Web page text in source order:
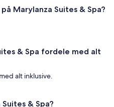
Marylanza Suites & Spa?
& Spa fordele med alt
alt inklusive.
& Spa?